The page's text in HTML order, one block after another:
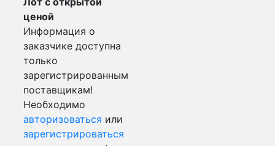
ценой
Информация о
заказчике доступна
только
зарегистрированным
поставщикам!
Необходимо
авторизоваться или
зарегистрироваться